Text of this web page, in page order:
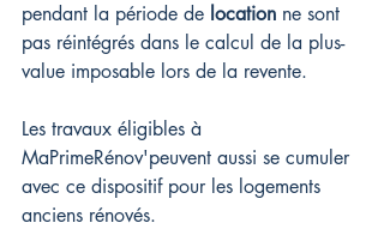
pendant la période de location ne sont
pas réintégrés dans le calcul de la plus-
value imposable lors de la revente.
Les travaux éligibles à
MaPrimeRénov'peuvent aussi se cumuler
avec ce dispositif pour les logements
anciens rénovés.